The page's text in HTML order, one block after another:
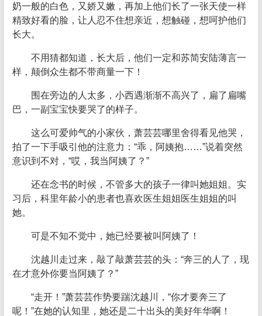
奶一般的白色，又娇又嫩，再加上他们长了一张天使一样
精致好看的脸，让人忍不住想亲近，想触碰，想呵护他们
长大。
不用猜都知道，长大后，他们一定和苏简安陆薄言一
样，颠倒众生都不带商量一下！
围在旁边的人太多，小西遇渐渐不高兴了，扁了扁嘴
巴，一副宝宝快要哭了的样子。
这么可爱帅气的小家伙，萧芸芸哪里舍得看见他哭，
拍了一下手吸引他的注意力：“乖，阿姨抱……”说着突然
意识到不对，“哎，我当阿姨了？”
还在念书的时候，不管多大的孩子一律叫她姐姐。实
习后，科里年龄小的患者也喜欢医生姐姐医生姐姐的叫
她。
可是不知不觉中，她已经要被叫阿姨了！
沈越川走过来，敲了敲萧芸芸的头：“奔三的人了，现
在才意外你要当阿姨了？”
“走开！”萧芸芸作势要踹沈越川，“你才要奔三了
呢！”在她的认知里，她还是二十出头的美好年华啊！